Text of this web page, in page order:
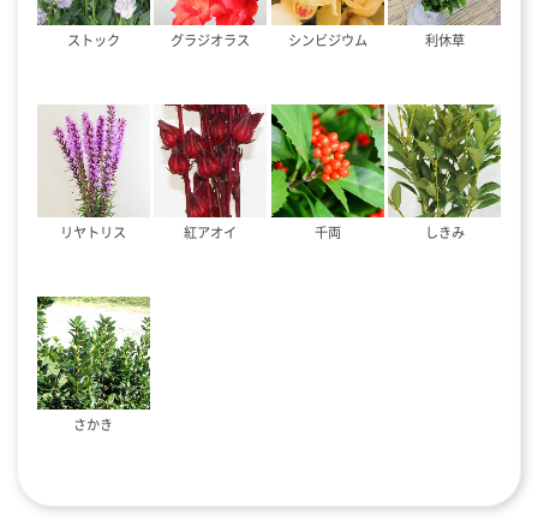
ストック グラジオラス シンビジウム 利休草
リヤトリス 紅アオイ 千両 しきみ
さかき